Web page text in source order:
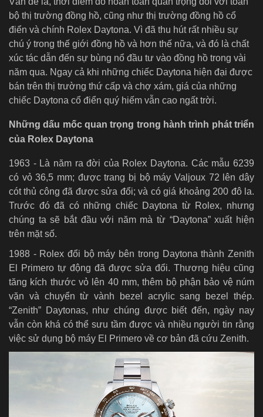
bộ thị trường đồng hồ, cũng như thị trường đồng hồ cổ
điển và chính Rolex Daytona. Vì đã thu hút rất nhiều sự
chú ý trong thế giới đồng hồ và hơn thế nữa, và đó là chất
xúc tác dẫn đến sự bùng nổ đầu tư vào đồng hồ trong vài
năm qua. Ngay cả khi những chiếc Daytona hiện đại được
bán trên thị trường thứ cấp và chợ xám, giá của những
chiếc Daytona cổ điển quý hiếm vẫn cao ngất trời.
Những dấu mốc quan trọng trong hành trình phát triển
của Rolex Daytona
1963 - Là năm ra đời của Rolex Daytona. Các mẫu 6239
có vỏ 36,5 mm; được trang bị bộ máy Valjoux 72 lên dây
cót thủ công đã được sửa đổi; và có giá khoảng 200 đô la.
Trước đó đã có những chiếc Daytona từ Rolex, nhưng
chúng ta sẽ bắt đầu với năm mà từ “Daytona” xuất hiện
trên mặt số.
1988 - Rolex đổi bộ máy bên trong Daytona thành Zenith
El Primero tự động đã được sửa đổi. Thương hiệu cũng
tăng kích thước vỏ lên 40 mm, thêm bộ phận bảo vệ núm
vặn và chuyển từ vành bezel acrylic sang bezel thép.
“Zenith” Daytonas, như chúng được biết đến, ngày nay
vẫn còn khá có thể sưu tầm được và nhiều người tin rằng
việc sử dụng bộ máy El Primero về cơ bản đã cứu Zenith.